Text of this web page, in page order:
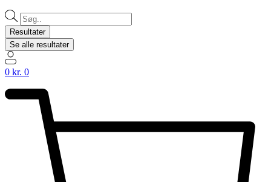
Search
...
Resultater
Se alle resultater
0 kr. 0